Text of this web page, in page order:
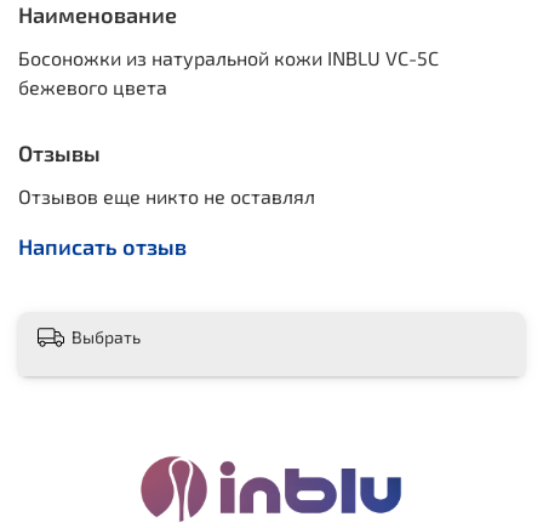
Наименование
Босоножки из натуральной кожи INBLU VC-5C
бежевого цвета
Отзывы
Отзывов еще никто не оставлял
Написать отзыв
Выбрать